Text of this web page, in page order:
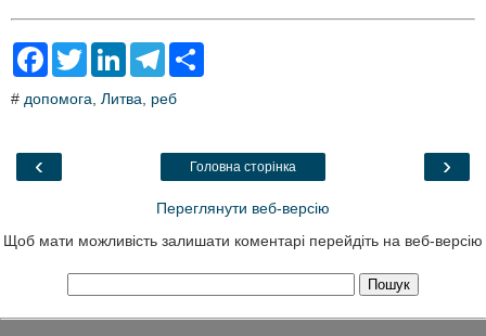
F
e
o
T
t
L
k
T
e
a
# допомога Литва реб
‹ ›
Головна сторінка
Переглянути веб-версію
Щоб мати можливість залишати коментарі перейдіть на веб-версію